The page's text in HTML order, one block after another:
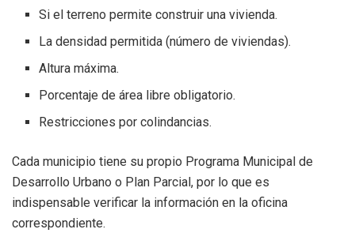
Si el terreno permite construir una vivienda.
La densidad permitida (número de viviendas).
Altura máxima.
Porcentaje de área libre obligatorio.
Restricciones por colindancias.
Cada municipio tiene su propio Programa Municipal de
Desarrollo Urbano o Plan Parcial, por lo que es
indispensable verificar la información en la oficina
correspondiente.